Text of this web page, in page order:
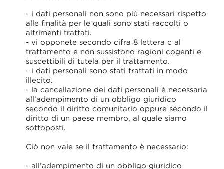
- i dati personali non sono più necessari rispetto
alle finalità per le quali sono stati raccolti o
altrimenti trattati.
- vi opponete secondo cifra 8 lettera c al
trattamento e non sussistono ragioni cogenti e
suscettibili di tutela per il trattamento.
- i dati personali sono stati trattati in modo
illecito.
- la cancellazione dei dati personali è necessaria
all’adempimento di un obbligo giuridico
secondo il diritto comunitario oppure secondo il
diritto di un paese membro, al quale siamo
sottoposti.
Ciò non vale se il trattamento è necessario:
- all’adempimento di un obbligo giuridico